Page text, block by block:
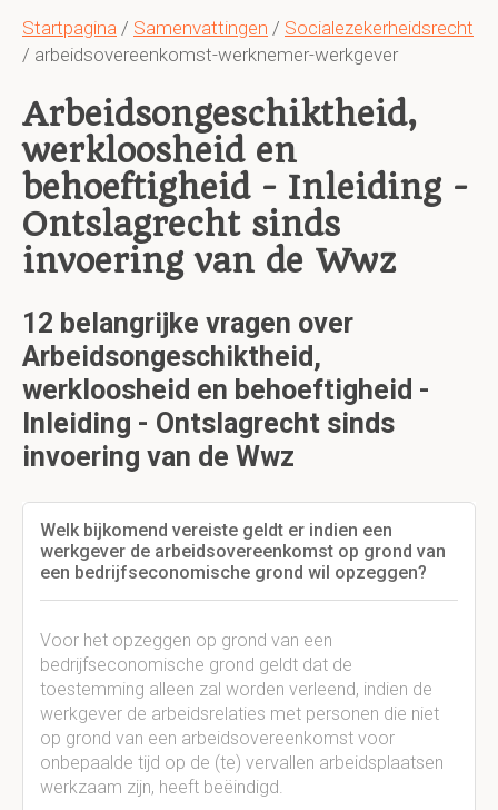
Startpagina / Samenvattingen / Socialezekerheidsrecht
/ arbeidsovereenkomst-werknemer-werkgever
Arbeidsongeschiktheid,
werkloosheid en
behoeftigheid - Inleiding -
Ontslagrecht sinds
invoering van de Wwz
12 belangrijke vragen over
Arbeidsongeschiktheid,
werkloosheid en behoeftigheid -
Inleiding - Ontslagrecht sinds
invoering van de Wwz
Welk bijkomend vereiste geldt er indien een
werkgever de arbeidsovereenkomst op grond van
een bedrijfseconomische grond wil opzeggen?
Voor het opzeggen op grond van een
bedrijfseconomische grond geldt dat de
toestemming alleen zal worden verleend, indien de
werkgever de arbeidsrelaties met personen die niet
op grond van een arbeidsovereenkomst voor
onbepaalde tijd op de (te) vervallen arbeidsplaatsen
werkzaam zijn, heeft beëindigd.